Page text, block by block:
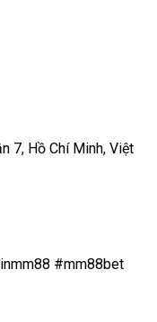
7, Hồ Chí Minh, Việt
#mm88bet